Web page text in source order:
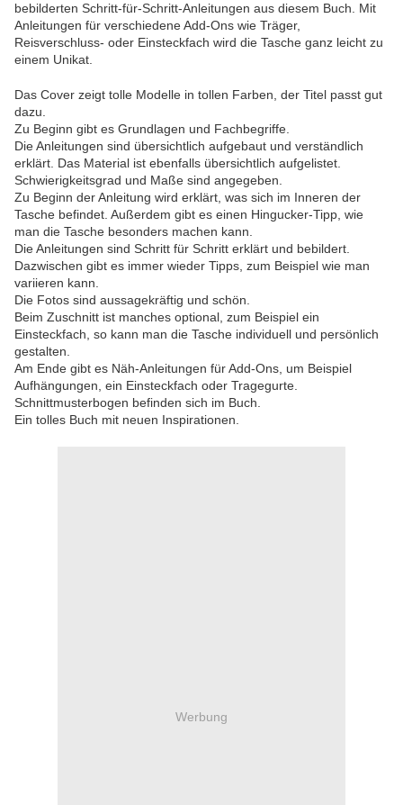
bebilderten Schritt-für-Schritt-Anleitungen aus diesem Buch. Mit
Anleitungen für verschiedene Add-Ons wie Träger,
Reisverschluss- oder Einsteckfach wird die Tasche ganz leicht zu
einem Unikat.
Das Cover zeigt tolle Modelle in tollen Farben, der Titel passt gut
dazu.
Zu Beginn gibt es Grundlagen und Fachbegriffe.
Die Anleitungen sind übersichtlich aufgebaut und verständlich
erklärt. Das Material ist ebenfalls übersichtlich aufgelistet.
Schwierigkeitsgrad und Maße sind angegeben.
Zu Beginn der Anleitung wird erklärt, was sich im Inneren der
Tasche befindet. Außerdem gibt es einen Hingucker-Tipp, wie
man die Tasche besonders machen kann.
Die Anleitungen sind Schritt für Schritt erklärt und bebildert.
Dazwischen gibt es immer wieder Tipps, zum Beispiel wie man
variieren kann.
Die Fotos sind aussagekräftig und schön.
Beim Zuschnitt ist manches optional, zum Beispiel ein
Einsteckfach, so kann man die Tasche individuell und persönlich
gestalten.
Am Ende gibt es Näh-Anleitungen für Add-Ons, um Beispiel
Aufhängungen, ein Einsteckfach oder Tragegurte.
Schnittmusterbogen befinden sich im Buch.
Ein tolles Buch mit neuen Inspirationen.
Werbung